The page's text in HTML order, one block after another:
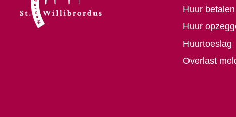
Huur betalen
Huur
Huurtoeslag
Overlast